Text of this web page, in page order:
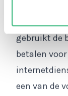
gebruiken
gebruikt de
betalen
een van de